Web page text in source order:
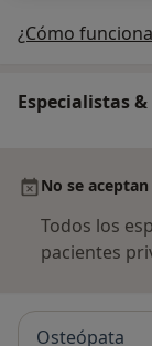
¿Cómo
Especialistas
No se
Todos los
pacientes
Osteópata